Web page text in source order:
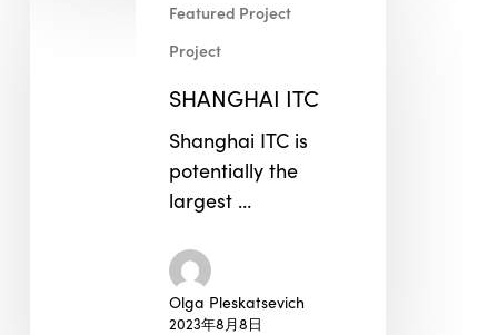
Featured Project
Project
SHANGHAI ITC
Shanghai ITC is
potentially the
largest …
Olga Pleskatsevich
2023年8月8日